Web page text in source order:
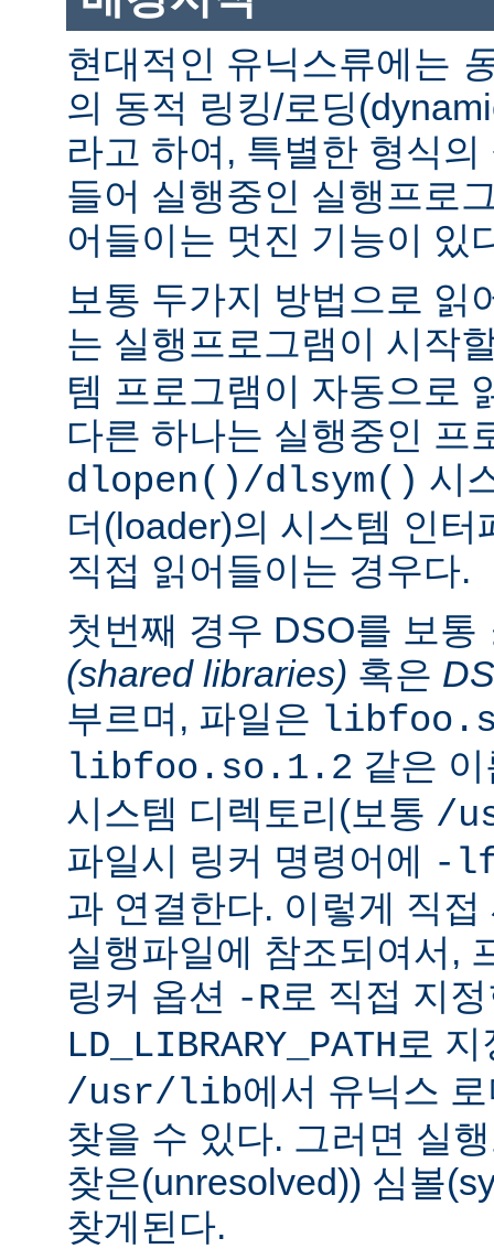
현대적인 유닉스류에는
의 동적 링킹/로딩
라고 하여, 특별한 형식
들어 실행중인 실행프로
어들이는 멋진 기능이 있
보통 두가지 방법으로 읽
는 실행프로그램이 시작
템 프로그램이 자동으로
다른 하나는 실행중인 프
dlopen()/dlsym() 시
더(loader)의 시스템 인
직접 읽어들이는 경우다.
첫번째 경우 DSO를 보통
(shared libraries) 혹은
부르며, 파일은
libfoo.so.1.2 같은
시스템 디렉토리(보통 /
파일시 링커 명령어에
-
과 연결한다. 이렇게 직
실행파일에 참조되여서,
링커 옵션 -R로 직접 지
LD_LIBRARY_PATH 로
/usr/lib에서 유닉스
찾을 수 있다. 그러면 실
찾은(unresolved)) 심볼
찾게된다.